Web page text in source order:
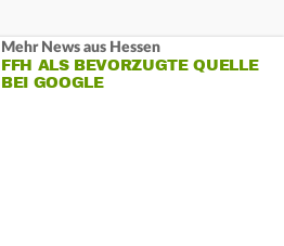
Mehr News aus Hessen
FFH ALS BEVORZUGTE QUELLE
BEI GOOGLE